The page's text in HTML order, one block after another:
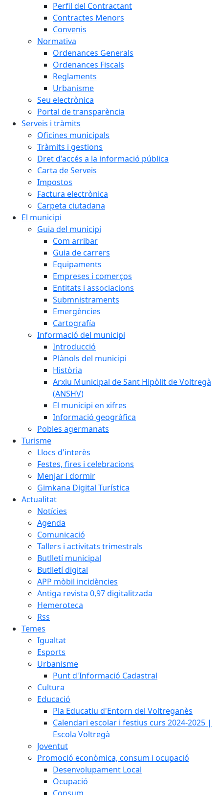
Perfil del Contractant
Contractes Menors
Convenis
Normativa
Ordenances Generals
Ordenances Fiscals
Reglaments
Urbanisme
Seu electrònica
Portal de transparència
Serveis i tràmits
Oficines municipals
Tràmits i gestions
Dret d'accés a la informació pública
Carta de Serveis
Impostos
Factura electrònica
Carpeta ciutadana
El municipi
Guia del municipi
Com arribar
Guia de carrers
Equipaments
Empreses i comerços
Entitats i associacions
Submnistraments
Emergències
Cartografía
Informació del municipi
Introducció
Plànols del municipi
Història
Arxiu Municipal de Sant Hipòlit de Voltregà
(ANSHV)
El municipi en xifres
Informació geogràfica
Pobles agermanats
Turisme
Llocs d'interès
Festes, fires i celebracions
Menjar i dormir
Gimkana Digital Turística
Actualitat
Notícies
Agenda
Comunicació
Tallers i activitats trimestrals
Butlletí municipal
Butlletí digital
APP mòbil incidències
Antiga revista 0,97 digitalitzada
Hemeroteca
Rss
Temes
Igualtat
Esports
Urbanisme
Punt d'Informació Cadastral
Cultura
Educació
Pla Educatiu d'Entorn del Voltreganès
Calendari escolar i festius curs 2024-2025 |
Escola Voltregà
Joventut
Promoció econòmica, consum i ocupació
Desenvolupament Local
Ocupació